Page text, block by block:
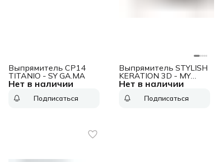
Нет в наличии
Выпрямитель CP14
TITANIO - SY GA.MA
Подписаться
Нет в наличии
Выпрямитель STYLISH
KERATION 3D - MY
GA.MA
Подписаться